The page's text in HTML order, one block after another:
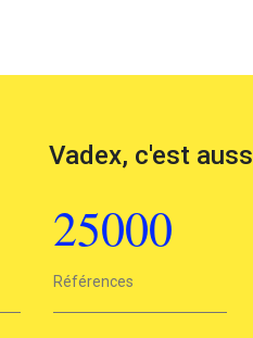
Vadex, c'est
25000
25000
Références